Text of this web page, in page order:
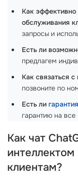
Как эффективно
обслуживания
запросы и
Есть ли
предлагем
Как связаться
позвоните по
Есть ли
гарантию на все
Как чат
клиентам?